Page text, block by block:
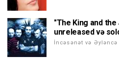
"The King and
unreleased və
İncəsənət və Əyləncə